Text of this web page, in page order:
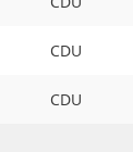
CDU
CDU